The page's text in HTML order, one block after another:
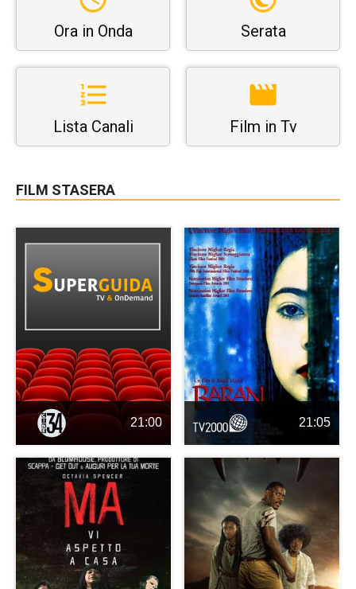
Ora in Onda Serata
Lista Canali Film in Tv
FILM STASERA
21:00 21:05